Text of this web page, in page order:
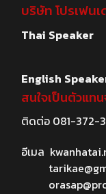
บริษัท โปรเฟน
Thai Speaker
English
สนใจเป็นตัวแท
ติดต่อ 081-372-
อีเมล